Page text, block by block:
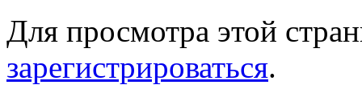
Для просмотра этой
зарегистрироваться.